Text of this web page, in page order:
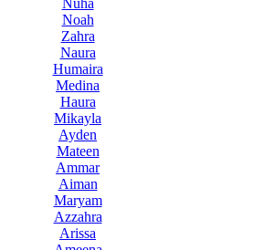
Nuha
Noah
Zahra
Naura
Humaira
Medina
Haura
Mikayla
Ayden
Mateen
Ammar
Aiman
Maryam
Azzahra
Arissa